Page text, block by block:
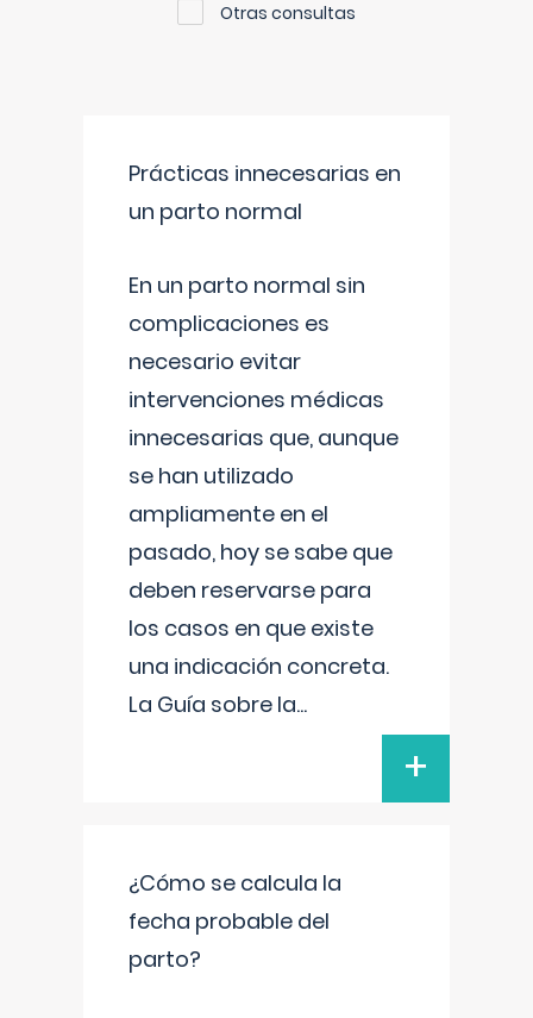
Otras consultas
Prácticas innecesarias en
un parto normal
En un parto normal sin
complicaciones es
necesario evitar
intervenciones médicas
innecesarias que, aunque
se han utilizado
ampliamente en el
pasado, hoy se sabe que
deben reservarse para
los casos en que existe
una indicación concreta.
La Guía sobre la...
+
¿Cómo se calcula la
fecha probable del
parto?